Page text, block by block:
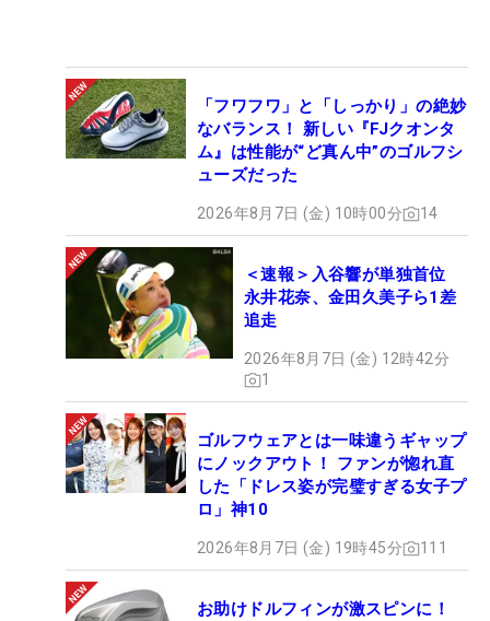
「フワフワ」と「しっかり」の絶妙
なバランス！ 新しい『FJクオンタ
ム』は性能が“ど真ん中”のゴルフシ
ューズだった
2026年8月7日 (金) 10時00分 14
＜速報＞入谷響が単独首位
永井花奈、金田久美子ら1差
追走
2026年8月7日 (金) 12時42分
1
ゴルフウェアとは一味違うギャップ
にノックアウト！ ファンが惚れ直
した「ドレス姿が完璧すぎる女子プ
ロ」神10
2026年8月7日 (金) 19時45分 111
お助けドルフィンが激スピンに！